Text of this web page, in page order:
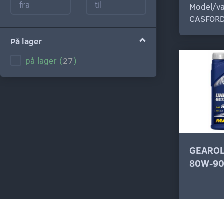
På lager
på lager (27)
Model/
80W-